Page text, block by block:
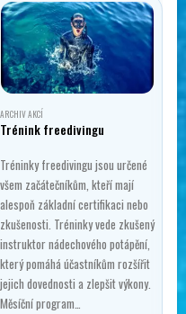
ARCHIV AKCÍ
Trénink freedivingu
Tréninky freedivingu jsou určené
všem začátečníkům, kteří mají
alespoň základní certifikaci nebo
zkušenosti. Tréninky vede zkušený
instruktor nádechového potápění,
který pomáhá účastníkům rozšířit
jejich dovednosti a zlepšit výkony.
Měsíční program…